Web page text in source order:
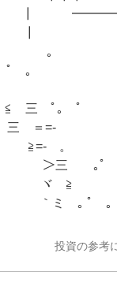
ヽ､ ┃
,,＿ ト
,,
｡
ﾟ｡ ﾟ
=-
。
｡ﾟ ･
ヾ ≧
｀ミ ｡ ﾟ ｡
投資の参考